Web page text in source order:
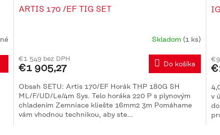
ARTIS 170 /EF TIG SET
produktu
je
z
5
hviezdičiek.
Skladom(1 ks)
€1 549 bez DPH
€1 905,27 Do košíka
Obsah SETU: Artis 170/EF Horák THP 180G SH
ML/F/UD/Le/4m Sys. Telo horáka 220 P s plynovým
chladením Zemniace kliešte 16mm2 3m Pomáhame
vám vhodnou technikou, aby ste...
je
z
5
v